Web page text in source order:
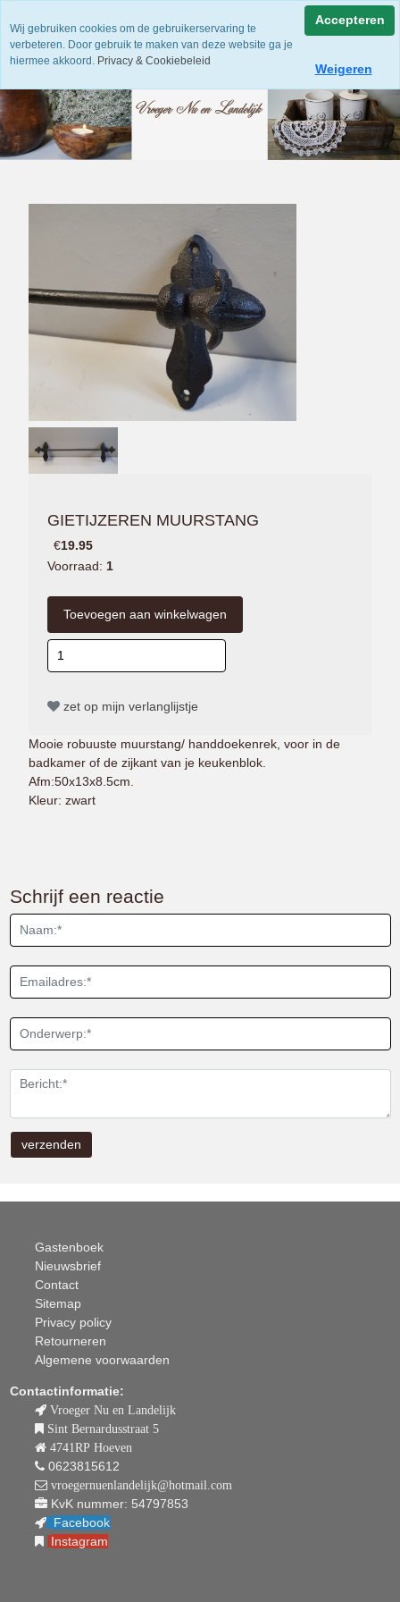
GIETIJZEREN MUURSTANG
€19.95
Voorraad: 1
zet op mijn verlanglijstje
Mooie robuuste muurstang/ handdoekenrek, voor in de
badkamer of de zijkant van je keukenblok.
Afm:50x13x8.5cm.
Kleur: zwart
Schrijf een reactie
Gastenboek
Nieuwsbrief
Contact
Sitemap
Privacy policy
Retourneren
Algemene voorwaarden
Contactinformatie:
Vroeger Nu en Landelijk
Sint Bernardusstraat 5
4741RP Hoeven
0623815612
vroegernuenlandelijk@hotmail.com
KvK nummer: 54797853
Facebook
Instagram
Wij gebruiken cookies om de gebruikerservaring te
verbeteren. Door gebruik te maken van deze website ga je
hiermee akkoord. Privacy & Cookiebeleid
Accepteren
Weigeren